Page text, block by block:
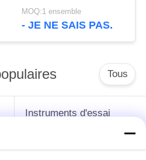
ASTM D4294 et GB/T
11140-1989
MOQ:1 ensemble
- JE NE SAIS PAS.
Tous
Instruments d'essai
graisse